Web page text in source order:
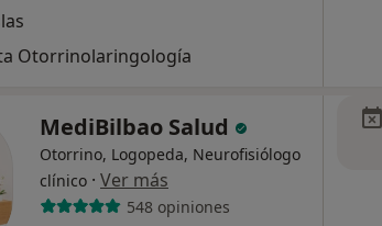
Otorrinolaringología
MediBilbao Salud
Otorrino, Logopeda, Neurofisiólogo
clínico · Ver más
548 opiniones